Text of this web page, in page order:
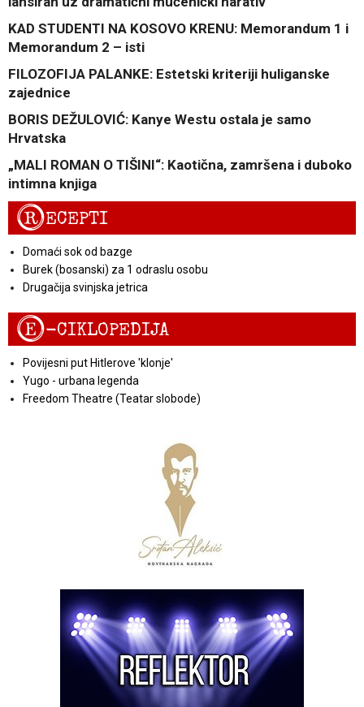
KAD STUDENTI NA KOSOVO KRENU: Memorandum 1 i
Memorandum 2 – isti
FILOZOFIJA PALANKE: Estetski kriteriji huliganske
zajednice
BORIS DEŽULOVIĆ: Kanye Westu ostala je samo
Hrvatska
„MALI ROMAN O TIŠINI“: Kaotična, zamršena i duboko
intimna knjiga
RECEPTI
Domaći sok od bazge
Burek (bosanski) za 1 odraslu osobu
Drugačija svinjska jetrica
E-CIKLOPEDIJA
Povijesni put Hitlerove 'klonje'
Yugo - urbana legenda
Freedom Theatre (Teatar slobode)